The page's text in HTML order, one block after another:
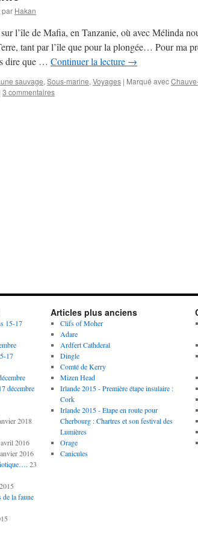
par Hakan
l’île de Mafia, en Tanzanie, où avec Mélinda
tant par l’île que pour la plongée… Pour ma
dire que … Continuer la lecture →
sauvage, Sous-marine, Voyages | Marqué avec
3 commentaires
15-17
17
décembre
2018
2016
2016
23
la faune
Articles plus anciens
Clifs of Moher
Adare
Ardfert Cathderal
Dingle
Comté de Kerry
Mizen Head
Irlande 2015 - Première étape insulaire :
Cork
Irlande 2015 - Etape en route pour
Cherbourg : Chartres et son festival des
Lumières
Orage
Canicules